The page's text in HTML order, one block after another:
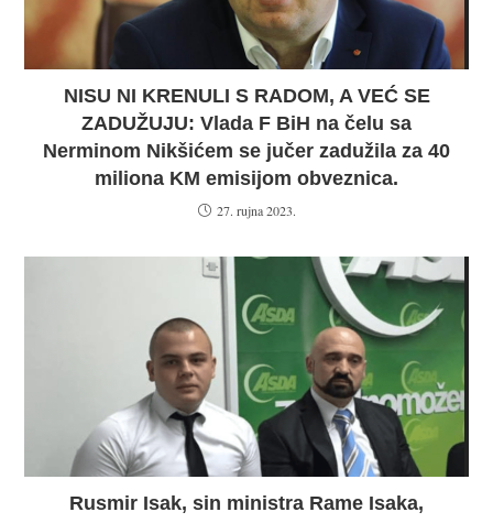
NISU NI KRENULI S RADOM, A VEĆ SE
ZADUŽUJU: Vlada F BiH na čelu sa
Nerminom Nikšićem se jučer zadužila za 40
miliona KM emisijom obveznica.
27. rujna 2023.
Rusmir Isak, sin ministra Rame Isaka,